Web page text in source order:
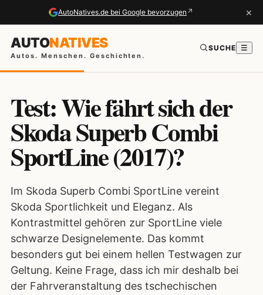
AutoNatives.de bei Google bevorzugen ↗ ×
AUTONATIVES
Autos. Menschen. Geschichten.
SUCHE ☰
Test: Wie fährt sich der
Skoda Superb Combi
SportLine (2017)?
Im Skoda Superb Combi SportLine vereint
Skoda Sportlichkeit und Eleganz. Als
Kontrastmittel gehören zur SportLine viele
schwarze Designelemente. Das kommt
besonders gut bei einem hellen Testwagen zur
Geltung. Keine Frage, dass ich mir deshalb bei
der Fahrveranstaltung des tschechischen